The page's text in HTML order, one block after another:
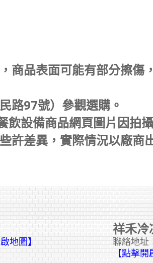
商品表面可能有部分擦傷
路97號）參觀選購。
設備商品網頁圖片因拍
許差異，實際情況以廠商
地圖】
祥禾
聯絡地址
【點擊開